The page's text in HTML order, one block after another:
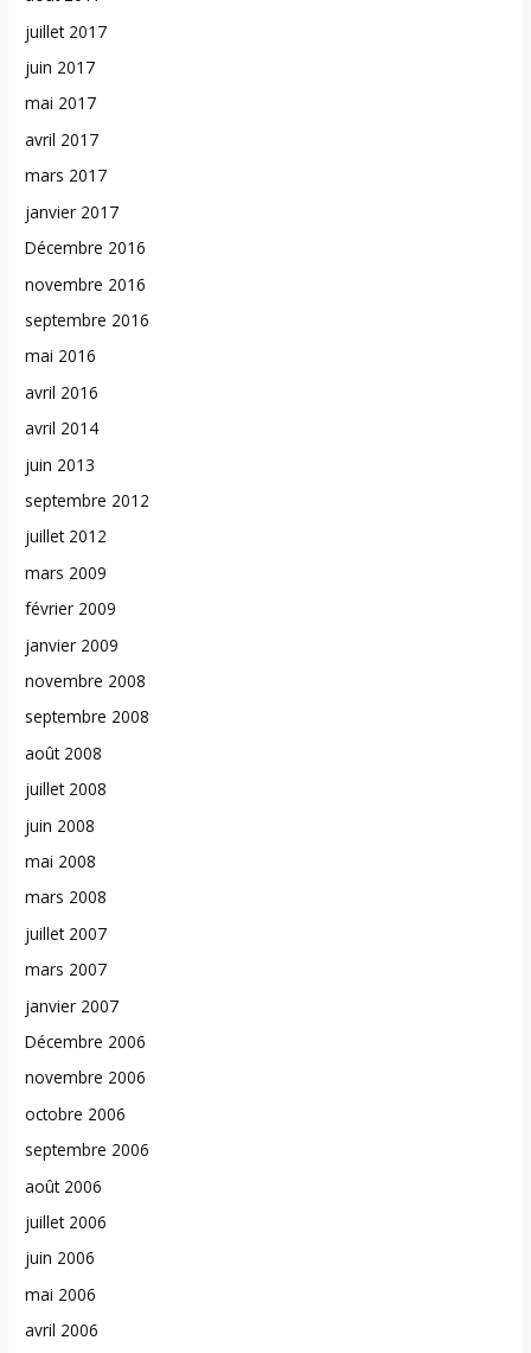
juillet 2017
juin 2017
mai 2017
avril 2017
mars 2017
janvier 2017
Décembre 2016
novembre 2016
septembre 2016
mai 2016
avril 2016
avril 2014
juin 2013
septembre 2012
juillet 2012
mars 2009
février 2009
janvier 2009
novembre 2008
septembre 2008
août 2008
juillet 2008
juin 2008
mai 2008
mars 2008
juillet 2007
mars 2007
janvier 2007
Décembre 2006
novembre 2006
octobre 2006
septembre 2006
août 2006
juillet 2006
juin 2006
mai 2006
avril 2006